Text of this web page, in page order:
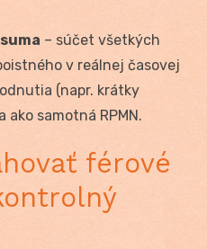
– súčet všetkých
v reálnej časovej
(napr. krátky
samotná RPMN.
férové